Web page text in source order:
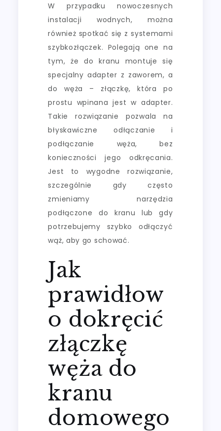
W przypadku nowoczesnych
instalacji wodnych, można
również spotkać się z systemami
szybkozłączek. Polegają one na
tym, że do kranu montuje się
specjalny adapter z zaworem, a
do węża – złączkę, która po
prostu wpinana jest w adapter.
Takie rozwiązanie pozwala na
błyskawiczne odłączanie i
podłączanie węża, bez
konieczności jego odkręcania.
Jest to wygodne rozwiązanie,
szczególnie gdy często
zmieniamy narzędzia
podłączone do kranu lub gdy
potrzebujemy szybko odłączyć
wąż, aby go schować.
Jak
prawidłow
o dokręcić
złączkę
węża do
kranu
domowego